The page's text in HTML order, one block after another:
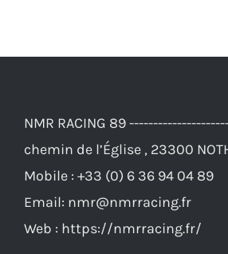
NMR RACING 89
chemin de l’Église , 23300
Mobile : +33 (0) 6 36 94 04 89
Email: nmr@nmrracing.fr
Web : https://nmrracing.fr/